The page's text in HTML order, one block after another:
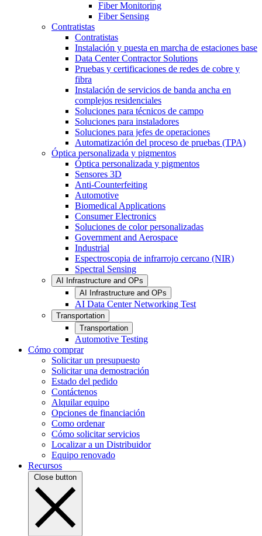
Fiber Monitoring
Fiber Sensing
Contratistas
Contratistas
Instalación y puesta en marcha de estaciones base
Data Center Contractor Solutions
Pruebas y certificaciones de redes de cobre y
fibra
Instalación de servicios de banda ancha en
complejos residenciales
Soluciones para técnicos de campo
Soluciones para instaladores
Soluciones para jefes de operaciones
Automatización del proceso de pruebas (TPA)
Óptica personalizada y pigmentos
Óptica personalizada y pigmentos
Sensores 3D
Anti-Counterfeiting
Automotive
Biomedical Applications
Consumer Electronics
Soluciones de color personalizadas
Government and Aerospace
Industrial
Espectroscopia de infrarrojo cercano (NIR)
Spectral Sensing
AI Infrastructure and OPs
AI Infrastructure and OPs
AI Data Center Networking Test
Transportation
Transportation
Automotive Testing
Cómo comprar
Solicitar un presupuesto
Solicitar una demostración
Estado del pedido
Contáctenos
Alquilar equipo
Opciones de financiación
Como ordenar
Cómo solicitar servicios
Localizar a un Distribuidor
Equipo renovado
Recursos
Close button